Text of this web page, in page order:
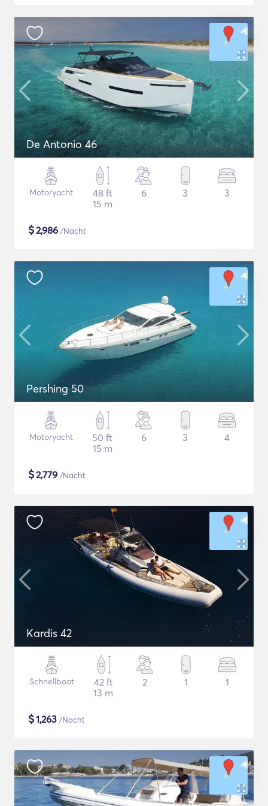
De Antonio 46
Motoryacht
48 ft
15 m
6 3 3
$2,986 /Nacht
Pershing 50
Motoryacht
50 ft
15 m
6 3 4
$2,779 /Nacht
Kardis 42
Schnellboot
42 ft
13 m
2 1 1
$1,263 /Nacht